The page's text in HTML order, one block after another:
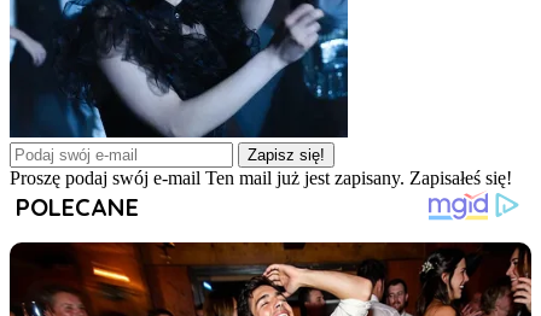
Zapisz się!
Proszę podaj swój e-mail Ten mail już jest zapisany. Zapisałeś się!